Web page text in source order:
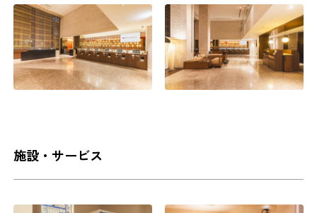
施設・サービス